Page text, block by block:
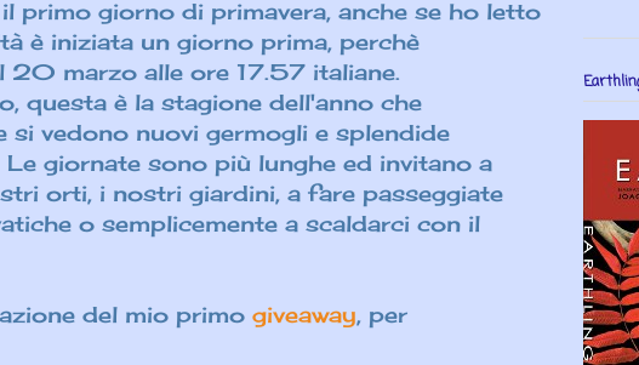
primo giorno di primavera, anche se ho letto
è iniziata un giorno prima, perchè
20 marzo alle ore 17.57 italiane.
questa è la stagione dell'anno che
si vedono nuovi germogli e splendide
giornate sono più lunghe ed invitano a
orti, i nostri giardini, a fare passeggiate
o semplicemente a scaldarci con il
del mio primo giveaway, per